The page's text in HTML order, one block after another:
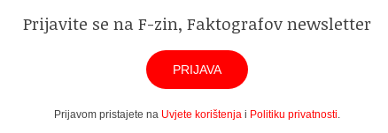
Prijavite se na F-zin, Faktografov newsletter
PRIJAVA
Prijavom pristajete na Uvjete korištenjai Politiku privatnosti.